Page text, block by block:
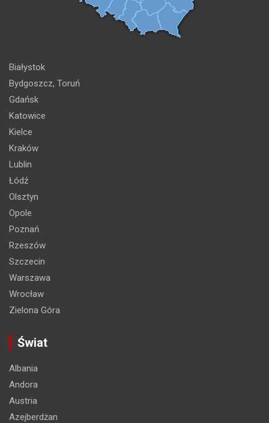
Białystok
Bydgoszcz, Toruń
Gdańsk
Katowice
Kielce
Kraków
Lublin
Łódź
Olsztyn
Opole
Poznań
Rzeszów
Szczecin
Warszawa
Wrocław
Zielona Góra
Świat
Albania
Andora
Austria
Azejberdżan